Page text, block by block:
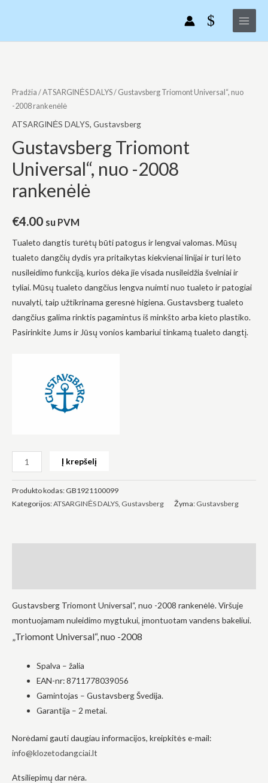
Main
Menu
Pradžia /ATSARGINĖS DALYS/ Gustavsberg Triomont Universal“, nuo
-2008 rankenėlė
ATSARGINĖS DALYS, Gustavsberg
Gustavsberg Triomont
Universal“, nuo -2008
rankenėlė
€4.00 su PVM
Tualeto dangtis turėtų būti patogus ir lengvai valomas. Mūsų
tualeto dangčių dydis yra pritaikytas kiekvienai linijai ir turi lėto
nusileidimo funkciją, kurios dėka jie visada nusileidžia švelniai ir
tyliai. Mūsų tualeto dangčius lengva nuimti nuo tualeto ir patogiai
nuvalyti, taip užtikrinama geresnė higiena. Gustavsberg tualeto
dangčius galima rinktis pagamintus iš minkšto arba kieto plastiko.
Pasirinkite Jums ir Jūsų vonios kambariui tinkamą tualeto dangtį.
Gustavsberg
Triomont
Universal“,
-2008
rankenėlė
Į krepšelį
Produkto kodas: GB1921100099
Kategorijos:ATSARGINĖS DALYS, Gustavsberg Žyma: Gustavsberg
Gustavsberg Triomont Universal“, nuo -2008 rankenėlė. Viršuje
montuojamam nuleidimo mygtukui, įmontuotam vandens bakeliui.
„Triomont Universal“, nuo -2008
Spalva – žalia
EAN-nr: 8711778039056
Gamintojas – Gustavsberg Švedija.
Garantija – 2 metai.
Norėdami gauti daugiau informacijos, kreipkitės e-mail:
info@klozetodangciai.lt
Atsiliepimų dar nėra.
privalomi.
reikalingi,
Statistika
pagerinti
svetainės
į tai, kaip
Patirtis
Kad mūsų
svetainė
veiktų kuo
metu. Jei
atsisakysite
šių slapukų,
kai kurios
funkcijos iš
Dalindamiesi